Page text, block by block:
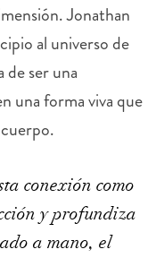
Jonathan
al universo de
ser una
una forma viva que
conexión como
y profundiza
a mano, el